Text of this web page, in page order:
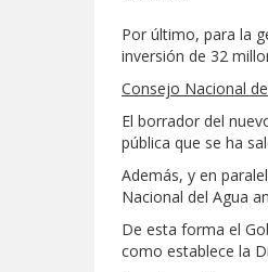
Por último, para la
inversión de 32
Consejo Nacional
El borrador del
pública que se ha
Además, y en
Nacional del Agua
De esta forma el
como establece la